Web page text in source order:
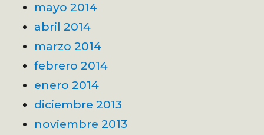
mayo 2014
abril 2014
marzo 2014
febrero 2014
enero 2014
diciembre 2013
noviembre 2013